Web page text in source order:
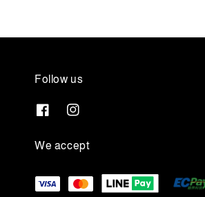
Follow us
We accept